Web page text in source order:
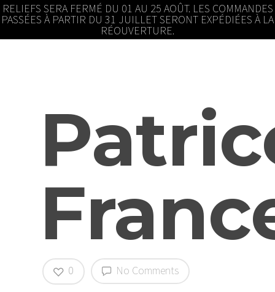
RELIEFS SERA FERMÉ DU 01 AU 25 AOÛT. LES COMMANDES
PASSÉES À PARTIR DU 31 JUILLET SERONT EXPÉDIÉES À LA
RÉOUVERTURE.
No Comments
0